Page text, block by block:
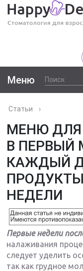
Меню
Статьи ›
МЕНЮ
В ПЕРВЫЙ
КАЖДЫЙ
НЕДЕЛИ
Первые недели
налаживания
следует уделить
так как грудное